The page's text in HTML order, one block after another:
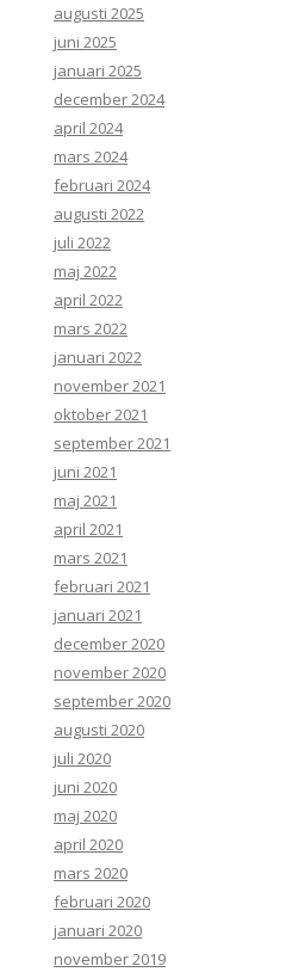
augusti 2025
juni 2025
januari 2025
december 2024
april 2024
mars 2024
februari 2024
augusti 2022
juli 2022
maj 2022
april 2022
mars 2022
januari 2022
november 2021
oktober 2021
september 2021
juni 2021
maj 2021
april 2021
mars 2021
februari 2021
januari 2021
december 2020
november 2020
september 2020
augusti 2020
juli 2020
juni 2020
maj 2020
april 2020
mars 2020
februari 2020
januari 2020
november 2019